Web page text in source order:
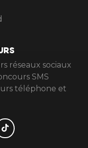
réseaux sociaux
SMS
téléphone et